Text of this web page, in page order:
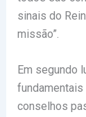
sinais do
missão”.
Em segundo
fundamentais
conselhos